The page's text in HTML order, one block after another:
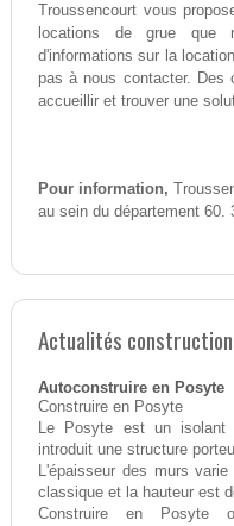
Troussencourt vous
locations de grue que
d'informations sur la
pas à nous contacter. Des
accueillir et trouver une
Pour information,
au sein du département 60.
Actualités
Autoconstruire en Posyte
Construire en Posyte
Le Posyte est un isolant
introduit une structure
L'épaisseur des murs
classique et la hauteur est
Construire en Posyte